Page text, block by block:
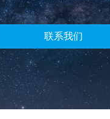
联系我们